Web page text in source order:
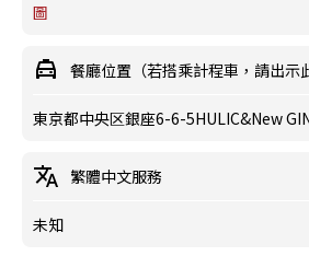
圖
餐廳位置（若搭乘計程車，請出示
東京都中央区銀座6-6-5HULIC&New
繁體中文服務
未知